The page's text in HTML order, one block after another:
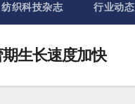
纺织科技杂志 行业动态
生长速度加快